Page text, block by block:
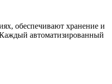
обеспечивают хранение и
Каждый автоматизированный